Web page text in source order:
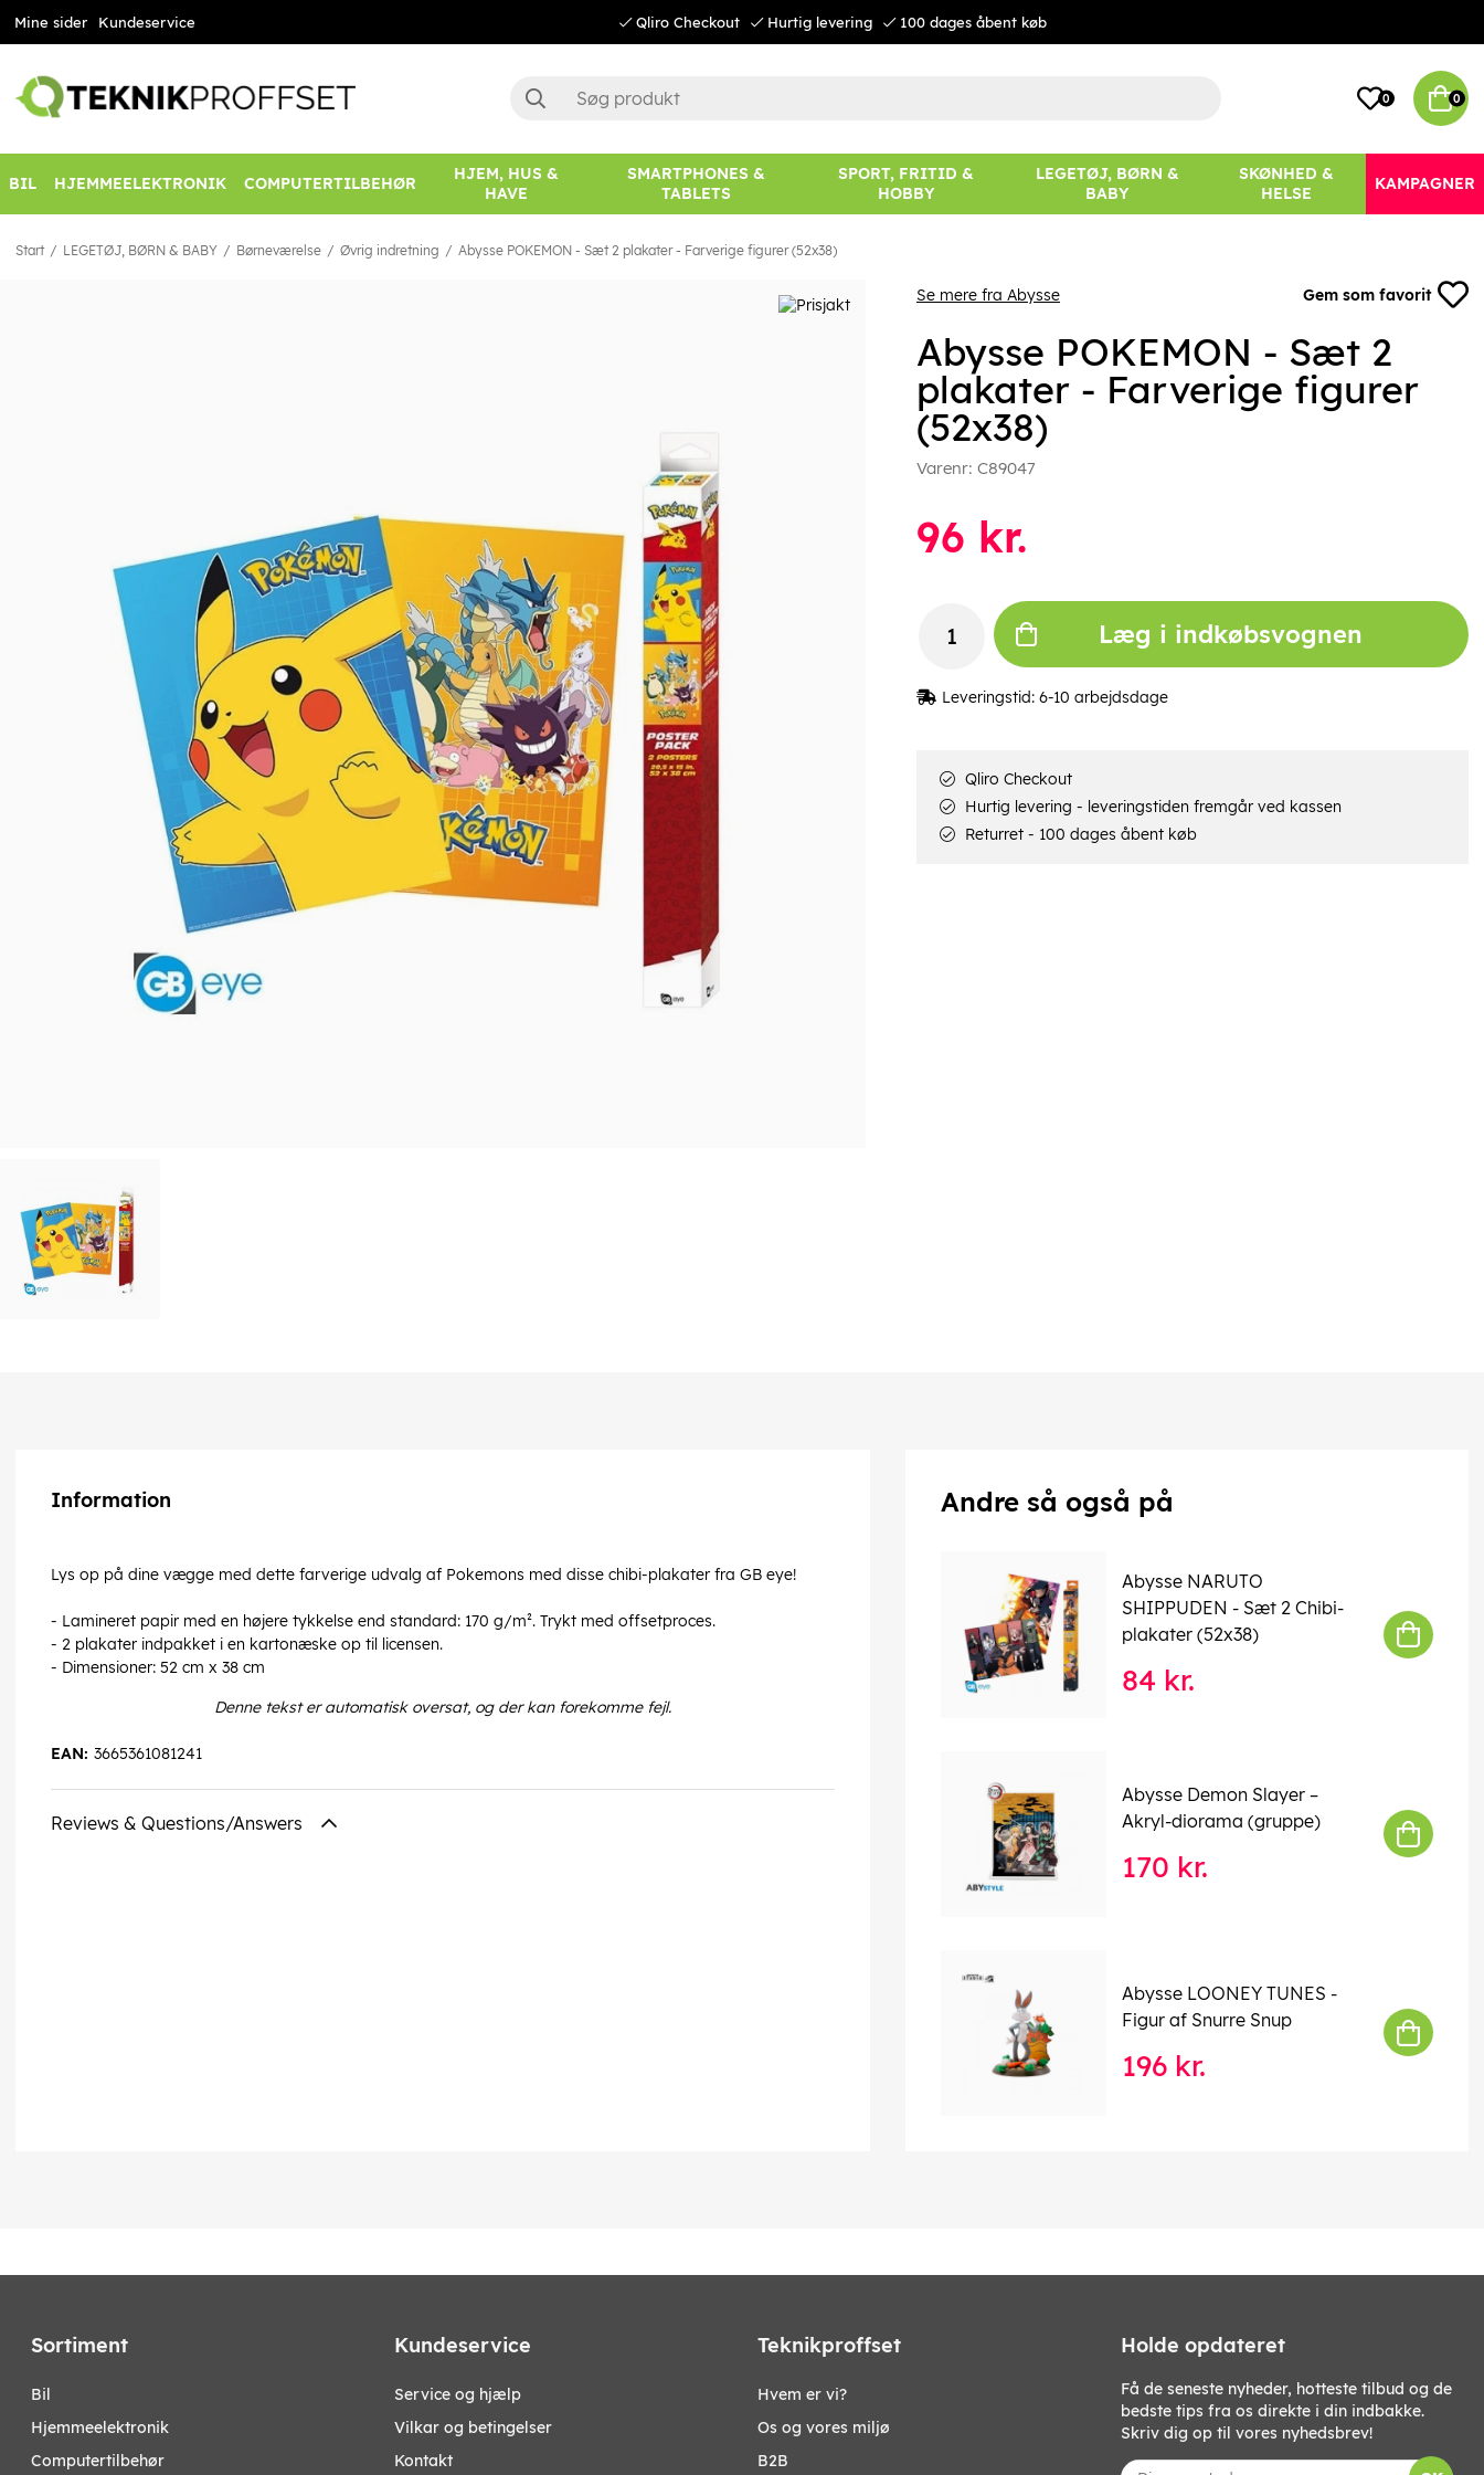
Mine sider Kundeservice Qliro Checkout Hurtig levering 100 dages åbent køb
0 0
BIL HJEMMEELEKTRONIK COMPUTERTILBEHØR
HJEM, HUS &
HAVE
SMARTPHONES &
TABLETS
SPORT, FRITID &
HOBBY
LEGETØJ, BØRN &
BABY
SKØNHED &
HELSE
KAMPAGNER
Start LEGETØJ, BØRN & BABY Børneværelse Øvrig indretning Abysse POKEMON - Sæt 2 plakater - Farverige figurer (52x38)
Se mere fra Abysse Gem som favorit
Abysse POKEMON - Sæt 2
plakater - Farverige figurer
(52x38)
Varenr: C89047
96 kr.
Læg i indkøbsvognen
Leveringstid: 6-10 arbejdsdage
Qliro Checkout
Hurtig levering - leveringstiden fremgår ved kassen
Returret - 100 dages åbent køb
Information
Lys op på dine vægge med dette farverige udvalg af Pokemons med disse chibi-plakater fra GB eye!
- Lamineret papir med en højere tykkelse end standard: 170 g/m². Trykt med offsetproces.
- 2 plakater indpakket i en kartonæske op til licensen.
- Dimensioner: 52 cm x 38 cm
Denne tekst er automatisk oversat, og der kan forekomme fejl.
3665361081241
EAN:
Reviews & Questions/Answers
Andre så også på
Abysse NARUTO
SHIPPUDEN - Sæt 2 Chibi-
plakater (52x38)
84 kr.
Abysse Demon Slayer –
Akryl-diorama (gruppe)
170 kr.
Abysse LOONEY TUNES -
Figur af Snurre Snup
196 kr.
Sortiment
bil
hjemmeelektronik
computertilbehør
Kundeservice
Service og hjælp
Vilkar og betingelser
Kontakt
Teknikproffset
Hvem er vi?
Os og vores miljø
B2B
Holde opdateret
Få de seneste nyheder, hotteste tilbud og de
bedste tips fra os direkte i din indbakke.
Skriv dig op til vores nyhedsbrev!